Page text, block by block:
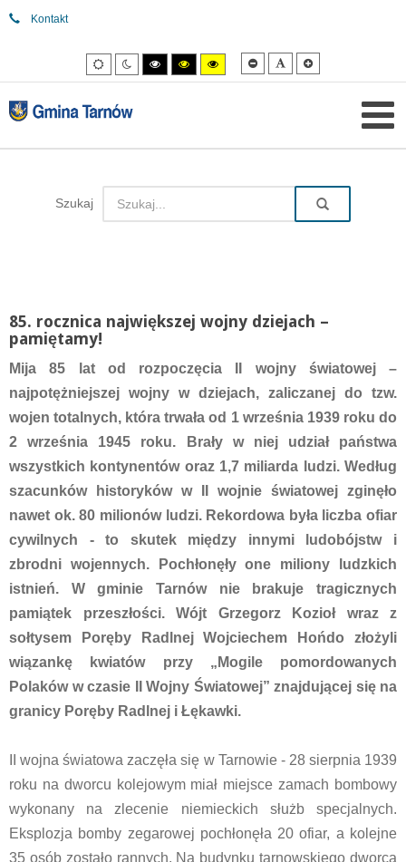
Kontakt
Tryb
domyślny
Tryb
nocny
Tryb
wysokiego
kontrastu
Tryb
wysokiego
kontrastu
Tryb
wysokiego
kontrastu
Mniejsza
czcionka
Domyślna
czcionka
Szukaj
85. rocznica największej wojny dziejach –
pamiętamy!
Mija 85 lat od rozpoczęcia II wojny światowej –
najpotężniejszej wojny w dziejach, zaliczanej do tzw.
wojen totalnych, która trwała od 1 września 1939 roku do
2 września 1945 roku. Brały w niej udział państwa
wszystkich kontynentów oraz 1,7 miliarda ludzi. Według
szacunków historyków w II wojnie światowej zginęło
nawet ok. 80 milionów ludzi. Rekordowa była liczba ofiar
cywilnych - to skutek między innymi ludobójstw i
zbrodni wojennych. Pochłonęły one miliony ludzkich
istnień. W gminie Tarnów nie brakuje tragicznych
pamiątek przeszłości. Wójt Grzegorz Kozioł wraz z
sołtysem Poręby Radlnej Wojciechem Hońdo złożyli
wiązankę kwiatów przy „Mogile pomordowanych
Polaków w czasie II Wojny Światowej” znajdującej się na
granicy Poręby Radlnej i Łękawki.
II wojna światowa zaczęła się w Tarnowie - 28 sierpnia 1939
roku na dworcu kolejowym miał miejsce zamach bombowy
wykonany na zlecenie niemieckich służb specjalnych.
Eksplozja bomby zegarowej pochłonęła 20 ofiar, a kolejne
35 osób zostało rannych. Na budynku tarnowskiego dworca